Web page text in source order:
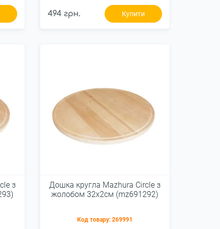
494 грн. Купити
з
Дошка кругла Mazhura Сircle з
жолобом 32х2см (mz691292)
Код товару: 269991